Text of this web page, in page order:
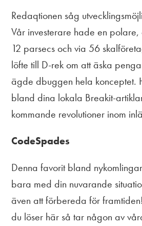
Redaqtionen såg
Vår investerare hade en
12 parsecs och via 56
löfte till D-rek om att äska
ägde dbuggen hela konceptet.
bland dina lokala Breakit-
kommande revolutioner inom
CodeSpades
Denna favorit bland
bara med din nuvarande
även att förbereda för
du löser här så tar någon av